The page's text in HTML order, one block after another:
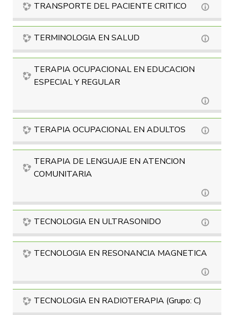
TRANSPORTE DEL PACIENTE CRITICO
TERMINOLOGIA EN SALUD
TERAPIA OCUPACIONAL EN EDUCACION
ESPECIAL Y REGULAR
TERAPIA OCUPACIONAL EN ADULTOS
TERAPIA DE LENGUAJE EN ATENCION
COMUNITARIA
TECNOLOGIA EN ULTRASONIDO
TECNOLOGIA EN RESONANCIA MAGNETICA
TECNOLOGIA EN RADIOTERAPIA (Grupo: C)